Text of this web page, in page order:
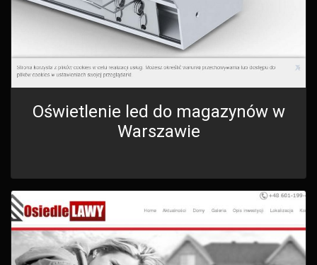
Oświetlenie led do magazynów w
Warszawie